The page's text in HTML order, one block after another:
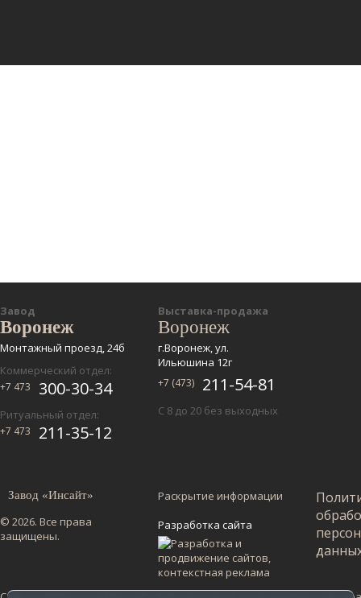
Завод
Воронеж
Монтажный проезд, 24б
Коммерческий отдел:
+7 473 300-30-34
Ритуальный отдел:
+7 473 211-35-12
Выставка-продажа
Воронеж
г.Воронеж, ул.
Ильюшина 12г
+7 (473) 211-54-81
С 8 до 20 без выходных
Завод «Инсайт»
© 2026. Все права
защищены.
Раскрытие информации
Разработка сайта